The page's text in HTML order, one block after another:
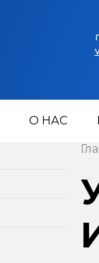
О НАС